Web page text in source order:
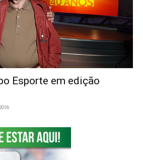
Esporte em edição